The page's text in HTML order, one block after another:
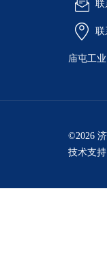
联
联
庙屯工
©2026
技术支持